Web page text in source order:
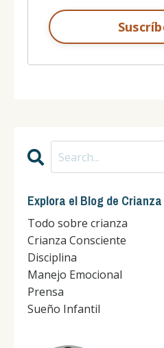
Explora el Blog de Crianza
Todo sobre crianza
Crianza Consciente
Disciplina
Manejo Emocional
Prensa
Sueño Infantil